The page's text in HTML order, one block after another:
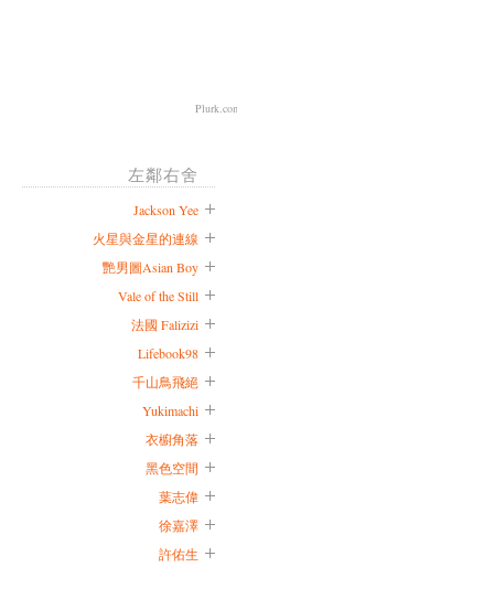
Plurk.com
左鄰右舍
Jackson Yee
火星與金星的連線
艷男圖Asian Boy
Vale of the Still
法國 Falizizi
Lifebook98
千山鳥飛絕
Yukimachi
衣櫥角落
黑色空間
葉志偉
徐嘉澤
許佑生